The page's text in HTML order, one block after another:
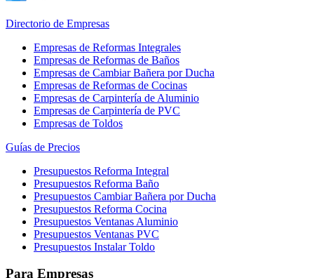
Directorio de Empresas
Empresas de Reformas Integrales
Empresas de Reformas de Baños
Empresas de Cambiar Bañera por Ducha
Empresas de Reformas de Cocinas
Empresas de Carpintería de Aluminio
Empresas de Carpintería de PVC
Empresas de Toldos
Guías de Precios
Presupuestos Reforma Integral
Presupuestos Reforma Baño
Presupuestos Cambiar Bañera por Ducha
Presupuestos Reforma Cocina
Presupuestos Ventanas Aluminio
Presupuestos Ventanas PVC
Presupuestos Instalar Toldo
Para Empresas